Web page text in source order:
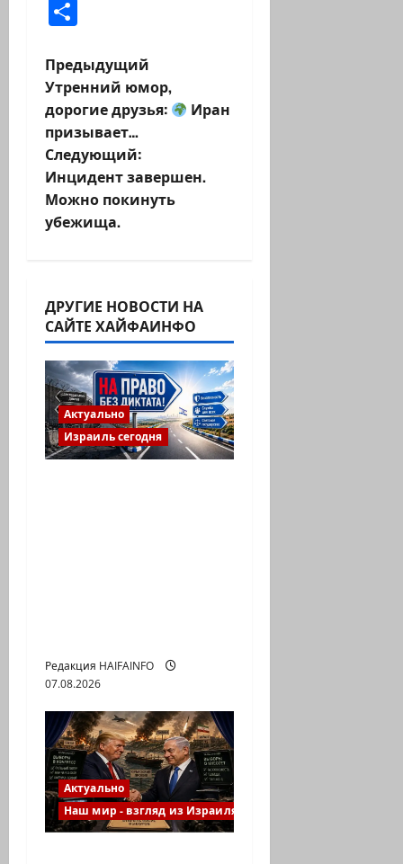
Н
а
в
и
г
ц
и
я
з
а
Предыдущий
Утренний юмор,
дорогие друзья:
Иран
призывает…
Следующий:
Инцидент завершен.
Можно покинуть
убежища.
ДРУГИЕ НОВОСТИ НА
САЙТЕ ХАЙФАИНФО
Актуально
Израиль сегодня
Редакция HAIFAINFO
07.08.2026
Актуально
Наш мир - взгляд из Израиля